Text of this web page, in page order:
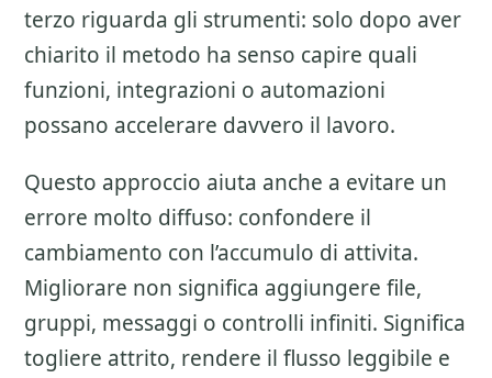
terzo riguarda gli strumenti: solo dopo aver
chiarito il metodo ha senso capire quali
funzioni, integrazioni o automazioni
possano accelerare davvero il lavoro.
Questo approccio aiuta anche a evitare un
errore molto diffuso: confondere il
cambiamento con l’accumulo di attivita.
Migliorare non significa aggiungere file,
gruppi, messaggi o controlli infiniti. Significa
togliere attrito, rendere il flusso leggibile e